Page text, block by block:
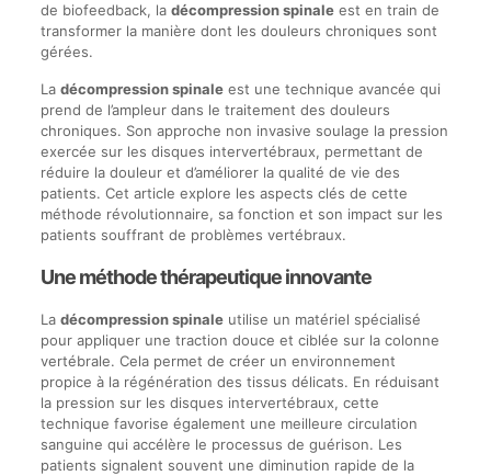
de biofeedback, la décompression spinaleest en train de
transformer la manière dont les douleurs chroniques sont
gérées.
La décompression spinaleest une technique avancée qui
prend de l’ampleur dans le traitement des douleurs
chroniques. Son approche non invasive soulage la pression
exercée sur les disques intervertébraux, permettant de
réduire la douleur et d’améliorer la qualité de vie des
patients. Cet article explore les aspects clés de cette
méthode révolutionnaire, sa fonction et son impact sur les
patients souffrant de problèmes vertébraux.
Une méthode thérapeutique innovante
La décompression spinaleutilise un matériel spécialisé
pour appliquer une traction douce et ciblée sur la colonne
vertébrale. Cela permet de créer un environnement
propice à la régénération des tissus délicats. En réduisant
la pression sur les disques intervertébraux, cette
technique favorise également une meilleure circulation
sanguine qui accélère le processus de guérison. Les
patients signalent souvent une diminution rapide de la